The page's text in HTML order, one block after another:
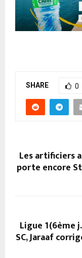
SHARE 0
Les artificiers
porte encore
Ligue 1(6ème
SC, Jaraaf